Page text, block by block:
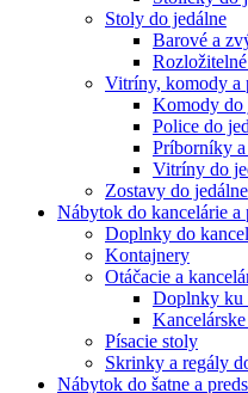
Stoly do jedálne
Barové a
Vitríny, komody a
Komody do
Police do
Príborníky a
Vitríny do
Zostavy do jedálne
Nábytok do kancelárie a
Doplnky do
Kontajnery
Otáčacie a
Doplnky ku
Písacie stoly
Skrinky a regály
Nábytok do šatne a